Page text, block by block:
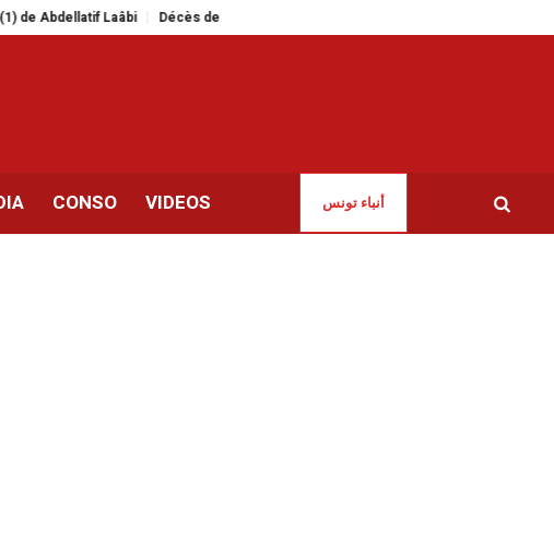
Laâbi Décès de Liamine Zéroual | Ancien président et vétéran de la guerre
CONSO VIDEOS أنباء تونس